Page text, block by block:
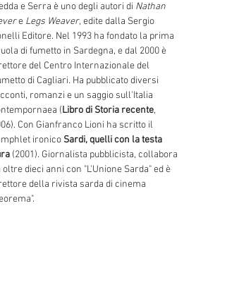
e Serra è uno degli autori di Nathan
e Legs Weaver, edite dalla Sergio
Editore. Nel 1993 ha fondato la prima
di fumetto in Sardegna, e dal 2000 è
del Centro Internazionale del
di Cagliari. Ha pubblicato diversi
romanzi e un saggio sull'Italia
(Libro di Storia recente,
Con Gianfranco Lioni ha scritto il
ironico Sardi, quelli con la testa
(2001). Giornalista pubblicista, collabora
oltre dieci anni con "L'Unione Sarda" ed è
della rivista sarda di cinema